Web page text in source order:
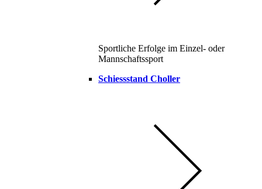
Sportliche Erfolge im Einzel- oder
Mannschaftssport
Schiessstand Choller